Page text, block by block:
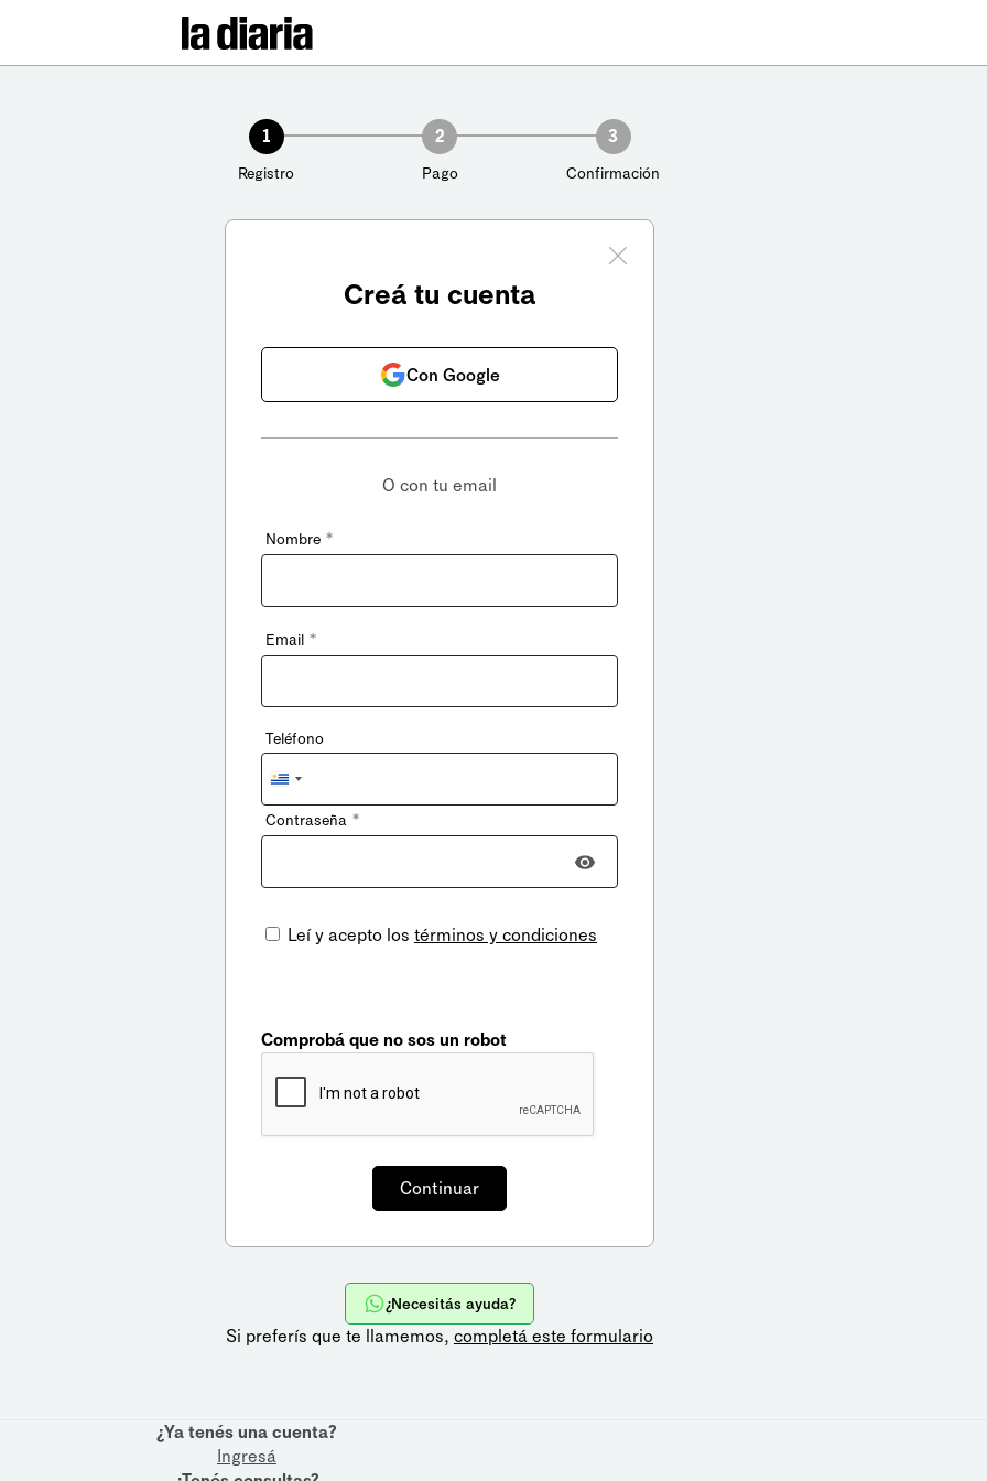
1
Registro
2
Pago
3
Confirmación
Creá tu cuenta
Con Google
O con tu email
Nombre *
Email *
Teléfono
Uruguay
+598
Contraseña *
Leí y acepto los términos y condiciones
Comprobá que no sos un robot
¿Necesitás ayuda?
Si preferís que te llamemos, completá este formulario
¿Ya tenés una cuenta?
Ingresá